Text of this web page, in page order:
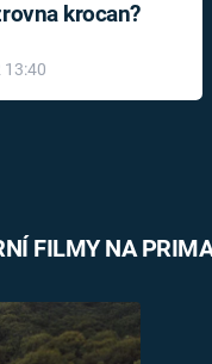
krocan?
FILMY NA